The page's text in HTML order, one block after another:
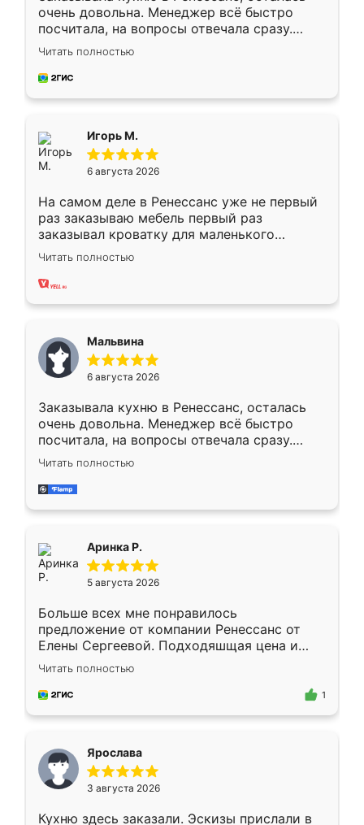
очень довольна. Менеджер всё быстро
посчитала, на вопросы отвечала сразу.
Замерщик приехал в субботу, подошёл к
делу со всей ответственностью. Собрали
за день, ребята работали аккуратно, даже
Читать полностью
Игорь М.
6 августа 2026
На самом деле в Ренессанс уже не первый
раз заказываю мебель первый раз
заказывал кроватку для маленького
ребёнка при его рождении ,во второй раз
заказал шкаф-купе. По качеству очень
хорошее сборка достаточно быстрая,
меньше, здесь же он более разнообразный.
Мне нравится ,если что-то потребуется из
мебели буду заказывать только здесь.
Читать полностью
Мальвина
6 августа 2026
Заказывала кухню в Ренессанс, осталась
очень довольна. Менеджер всё быстро
посчитала, на вопросы отвечала сразу.
Замерщик приехал в субботу, подошёл к
делу со всей ответственностью. Собрали
за день, ребята работали аккуратно, даже
Читать полностью
Аринка Р.
5 августа 2026
Больше всех мне понравилось
предложение от компании Ренессанс от
Елены Сергеевой. Подходяшщая цена и
короткие сроки изготовления. Приехавший
для замера сотрудник Владислав
предложил по моему эскизу самый
Читать полностью
1
Ярослава
3 августа 2026
Кухню здесь заказали. Эскизы прислали в